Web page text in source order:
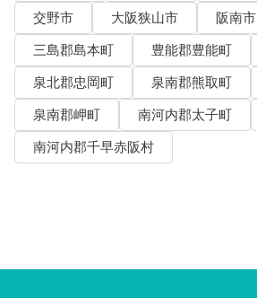
交野市
大阪狭山市
阪南市
三島郡島本町
豊能郡豊能町
泉北郡忠岡町
泉南郡熊取町
泉南郡岬町
南河内郡太子町
南河内郡千早赤阪村